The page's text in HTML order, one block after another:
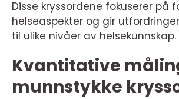
Disse kryssordene fokuserer på
helseaspekter og gir
til ulike nivåer av helsekunnskap.
Kvantitative
munnstykke